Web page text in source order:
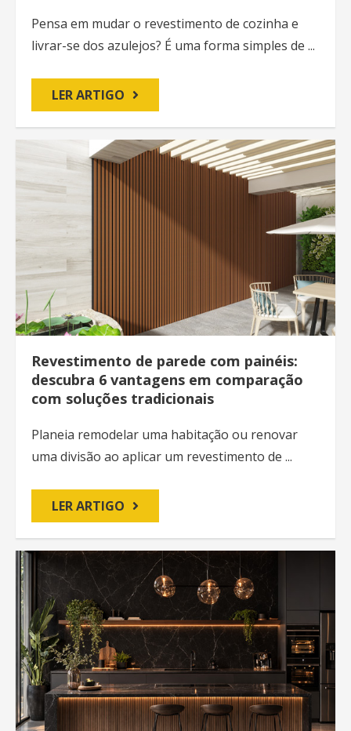
Pensa em mudar o revestimento de cozinha e
livrar-se dos azulejos? É uma forma simples de ...
LER ARTIGO
Revestimento de parede com painéis:
descubra 6 vantagens em comparação
com soluções tradicionais
Planeia remodelar uma habitação ou renovar
uma divisão ao aplicar um revestimento de ...
LER ARTIGO